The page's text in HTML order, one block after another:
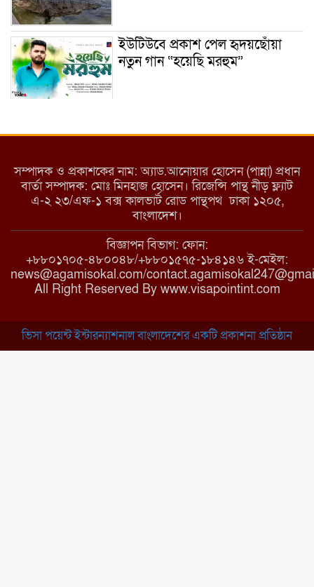
ইউটিউবে প্রকাশ পেল হৃদয়ছোঁয়া
নতুন গান “হয়েছি মরহুম”
মরণ নেশা
মাধবপুরে কমিউনিটি ক্লিনিকে
অনিয়মের অভিযোগ
রাজবাড়ী: বালিয়াকান্দিতে কিশোরীর
ঝুলন্ত মরদেহ উদ্ধার
সম্পাদক ও প্রকাশকের নাম: অ্যাড.আনোয়ার হোসেন (পান্না) প্রধান
বার্তা সম্পাদক: মোঃ মিনহাজ হোসেন। রিজেন্সি পান্থ নীড় ফ্ল্যাট
এ-২ ২৩/এফ-১ বক্স কালভার্ট রোড পান্থপথ ঢাকা ১২০৫,
বাংলাদেশ।
বিজ্ঞাপন বিভাগ: ফোন:
+৮৮০১৭০৫-৪৮০০৪৮/+৮৮০১৫৭৫-১৮৪১৪৬ ই-মেইল:
news@agamisokal.com/
All Right Reserved By www.visapointint.com
ভিসা পয়েন্ট ইন্টারন্যাশনাল বাংলাদেশের একটি প্রকাশনা প্রতিষ্ঠান